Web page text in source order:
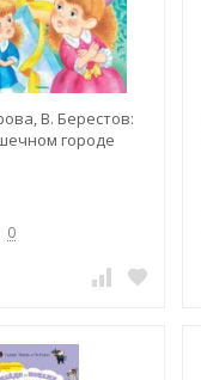
В. Берестов:
городе
0